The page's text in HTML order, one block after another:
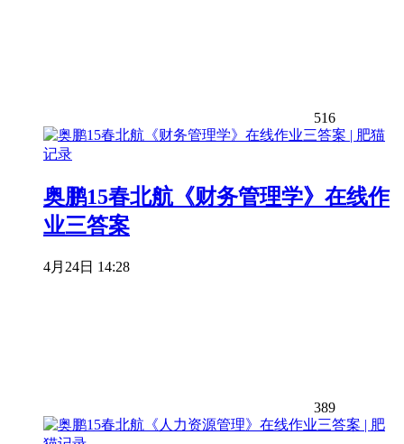
516
奥鹏15春北航《财务管理学》在线作
业三答案
4月24日 14:28
389